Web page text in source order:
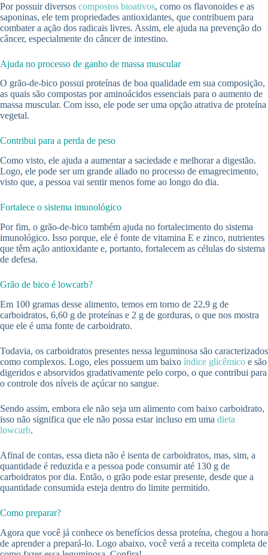
Por possuir diversos compostos bioativos, como os flavonoides e as
saponinas, ele tem propriedades antioxidantes, que contribuem para
combater a ação dos radicais livres. Assim, ele ajuda na prevenção do
câncer, especialmente do câncer de intestino.
Ajuda no processo de ganho de massa muscular
O grão-de-bico possui proteínas de boa qualidade em sua composição,
as quais são compostas por aminoácidos essenciais para o aumento de
massa muscular. Com isso, ele pode ser uma opção atrativa de proteína
vegetal.
Contribui para a perda de peso
Como visto, ele ajuda a aumentar a saciedade e melhorar a digestão.
Logo, ele pode ser um grande aliado no processo de emagrecimento,
visto que, a pessoa vai sentir menos fome ao longo do dia.
Fortalece o sistema imunológico
Por fim, o grão-de-bico também ajuda no fortalecimento do sistema
imunológico. Isso porque, ele é fonte de vitamina E e zinco, nutrientes
que têm ação antioxidante e, portanto, fortalecem as células do sistema
de defesa.
Grão de bico é lowcarb?
Em 100 gramas desse alimento, temos em torno de 22,9 g de
carboidratos, 6,60 g de proteínas e 2 g de gorduras, o que nos mostra
que ele é uma fonte de carboidrato.
Todavia, os carboidratos presentes nessa leguminosa são caracterizados
como complexos. Logo, eles possuem um baixo índice glicêmico e são
digeridos e absorvidos gradativamente pelo corpo, o que contribui para
o controle dos níveis de açúcar no sangue.
Sendo assim, embora ele não seja um alimento com baixo carboidrato,
isso não significa que ele não possa estar incluso em uma dieta
lowcarb.
Afinal de contas, essa dieta não é isenta de carboidratos, mas, sim, a
quantidade é reduzida e a pessoa pode consumir até 130 g de
carboidratos por dia. Então, o grão pode estar presente, desde que a
quantidade consumida esteja dentro do limite permitido.
Como preparar?
Agora que você já conhece os benefícios dessa proteína, chegou a hora
de aprender a prepará-lo. Logo abaixo, você verá a receita completa de